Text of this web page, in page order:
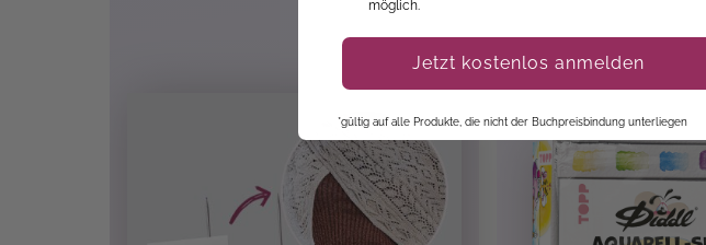
möglich.
Jetzt kostenlos anmelden
*gültig auf alle Produkte, die nicht der Buchpreisbindung unterliegen